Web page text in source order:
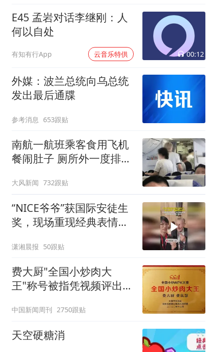
E45 孟岩对话李继刚：人
何以自处
有知有行App 云音乐特供 00:12
外媒：波兰总统向乌总统
发出最后通牒
参考消息 653跟贴
南航一航班乘客食用飞机
餐闹肚子 厕所外一度排长
大风新闻 732跟贴
“NICE爷爷”获国际安徒生
奖，现场重现经典表情
潇湘晨报 50跟贴
费大厨"全国小炒肉大
王"称号被指凭视频评出
中国新闻周刊 2750跟贴
天空硬糖消